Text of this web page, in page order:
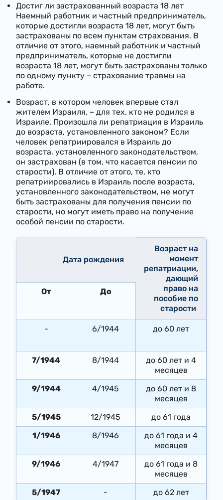
Достиг ли застрахованный возраста 18 лет
Наемный работник и частный предприниматель,
которые достигли возраста 18 лет, могут быть
застрахованы по всем пунктам страхования. В
отличие от этого, наемный работник и частный
предприниматель, которые не достигли
возраста 18 лет, могут быть застрахованы только
по одному пункту – страхование травмы на
работе.
Возраст, в котором человек впервые стал
жителем Израиля, – для тех, кто не родился в
Израиле. Произошла ли репатриация в Израиль
до возраста, установленного законом? Если
человек репатриировался в Израиль до
возраста, установленного законодательством,
он застрахован (в том, что касается пенсии по
старости). В отличие от этого, те, кто
репатриировались в Израиль после возраста,
установленного законодательством, не могут
быть застрахованы для получения пенсии по
старости, но могут иметь право на получение
особой пенсии по старости.
Дата рождения ​ ​
Возраст на
момент
репатриации,
дающий
право на
пособие по
старости​ ​
От До
​- ​6/1944 ​до 60 лет
7/1944 8/1944​
до 60 лет и 4
месяцев​
9/1944​
​4/1945
​до 60 лет и 8
месяцев
5/1945
​12/1945
до 61 года​
1/1946
​8/1946
до 61 года и 4
месяцев​
9/1946
4/1947​
​до 61 года и 8
месяцев
5/1947
​- ​до 62 лет